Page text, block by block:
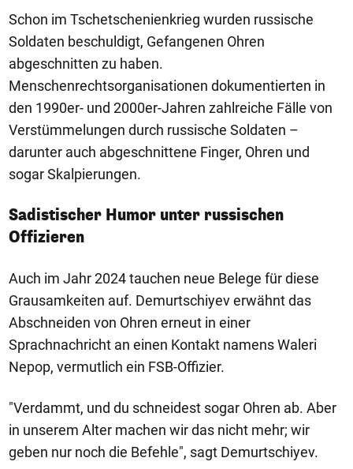
Schon im Tschetschenienkrieg wurden russische
Soldaten beschuldigt, Gefangenen Ohren
abgeschnitten zu haben.
Menschenrechtsorganisationen dokumentierten in
den 1990er- und 2000er-Jahren zahlreiche Fälle von
Verstümmelungen durch russische Soldaten –
darunter auch abgeschnittene Finger, Ohren und
sogar Skalpierungen.
Sadistischer Humor unter russischen
Offizieren
Auch im Jahr 2024 tauchen neue Belege für diese
Grausamkeiten auf. Demurtschiyev erwähnt das
Abschneiden von Ohren erneut in einer
Sprachnachricht an einen Kontakt namens Waleri
Nepop, vermutlich ein FSB-Offizier.
"Verdammt, und du schneidest sogar Ohren ab. Aber
in unserem Alter machen wir das nicht mehr; wir
geben nur noch die Befehle", sagt Demurtschiyev.